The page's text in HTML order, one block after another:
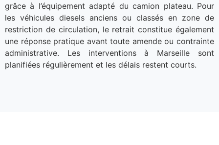
grâce à l’équipement adapté du camion plateau. Pour
les véhicules diesels anciens ou classés en zone de
restriction de circulation, le retrait constitue également
une réponse pratique avant toute amende ou contrainte
administrative. Les interventions à Marseille sont
planifiées régulièrement et les délais restent courts.